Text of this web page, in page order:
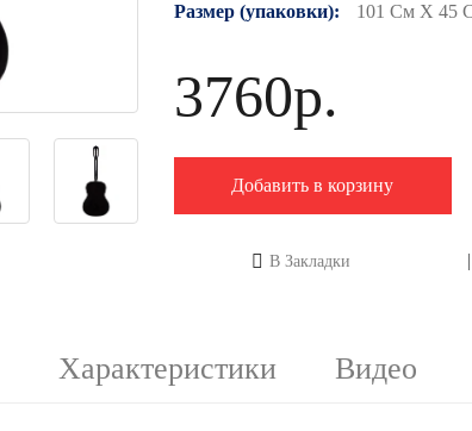
Размер (упаковки):
101 См X 45
3760р.
Добавить в корзину
В Закладки
Характеристики Видео